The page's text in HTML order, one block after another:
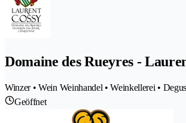
Domaine des Rueyres -
Winzer • Wein Weinhandel • Weinkellerei •
Geöffnet